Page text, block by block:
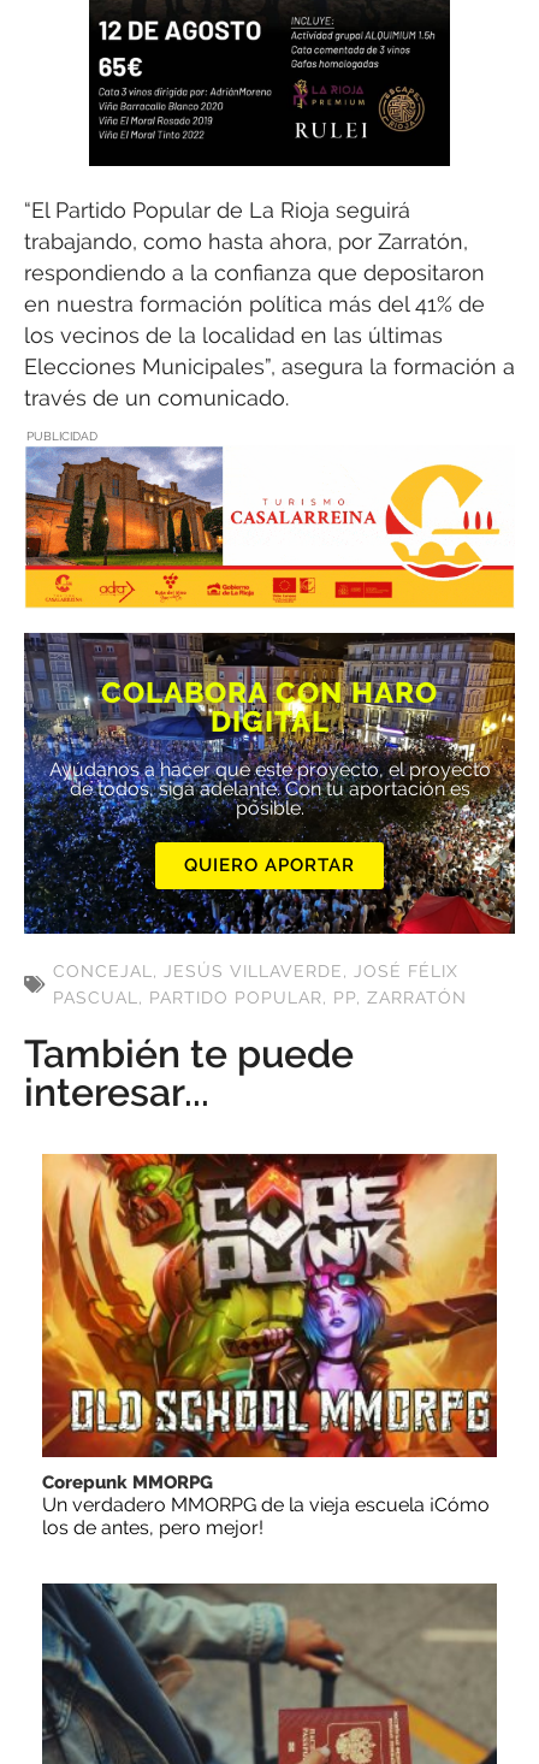
“El Partido Popular de La Rioja seguirá
trabajando, como hasta ahora, por Zarratón,
respondiendo a la confianza que depositaron
en nuestra formación política más del 41% de
los vecinos de la localidad en las últimas
Elecciones Municipales”, asegura la formación a
través de un comunicado.
PUBLICIDAD
COLABORA CON HARO
DIGITAL
Ayúdanos a hacer que este proyecto, el proyecto
de todos, siga adelante. Con tu aportación es
posible.
QUIERO APORTAR
CONCEJAL , JESÚS VILLAVERDE,
JOSÉ FÉLIX
PASCUAL , PARTIDO POPULAR, PP, ZARRATÓN
También te puede
interesar...
Corepunk MMORPG
Un verdadero MMORPG de la vieja escuela ¡Cómo
los de antes, pero mejor!